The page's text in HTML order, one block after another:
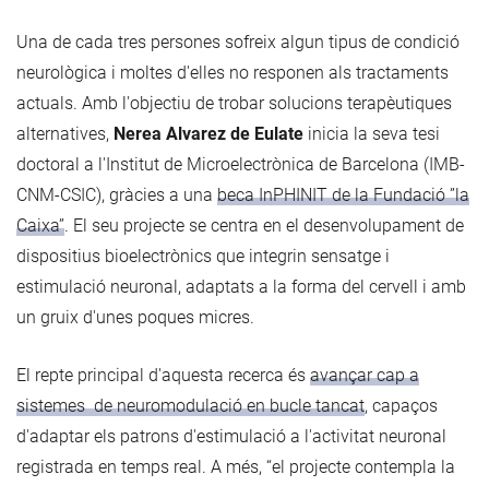
Una de cada tres persones sofreix algun tipus de condició
neurològica i moltes d'elles no responen als tractaments
actuals. Amb l'objectiu de trobar solucions terapèutiques
alternatives, Nerea Alvarez de Eulate inicia la seva tesi
doctoral a l'Institut de Microelectrònica de Barcelona (IMB-
CNM-CSIC), gràcies a una beca InPHINIT de la Fundació ”la
Caixa”. El seu projecte se centra en el desenvolupament de
dispositius bioelectrònics que integrin sensatge i
estimulació neuronal, adaptats a la forma del cervell i amb
un gruix d'unes poques micres.
El repte principal d'aquesta recerca és avançar cap a
sistemes de neuromodulació en bucle tancat, capaços
d'adaptar els patrons d'estimulació a l'activitat neuronal
registrada en temps real. A més, “el projecte contempla la